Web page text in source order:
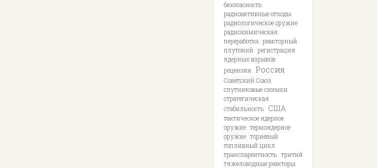
безопасность
радиоактивные отходы
радиологическое оружие
радиохимическая
переработка реакторный
плутоний регистрация
ядерных взрывов
рецензии Россия
Советский Союз
спутниковые снимки
стратегическая
стабильность
США
тактическое ядерное
оружие термоядерное
оружие ториевый
топливный цикл
транспарентность тритий
тяжеловодные реакторы